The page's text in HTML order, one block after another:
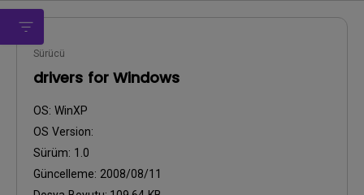
Sürücü
drivers for Windows
OS: WinXP
OS Version:
Sürüm: 1.0
Güncelleme: 2008/08/11